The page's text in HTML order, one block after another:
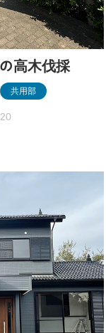
高木伐採
共用部
物件情報 アパ
・中木の伐採 予
集合住宅(…